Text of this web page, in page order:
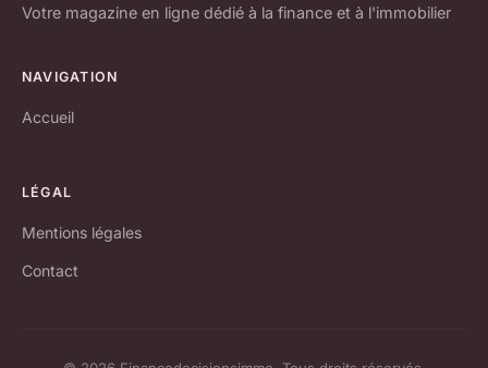
Votre magazine en ligne dédié à la finance et à l'immobilier
NAVIGATION
Accueil
LÉGAL
Mentions légales
Contact